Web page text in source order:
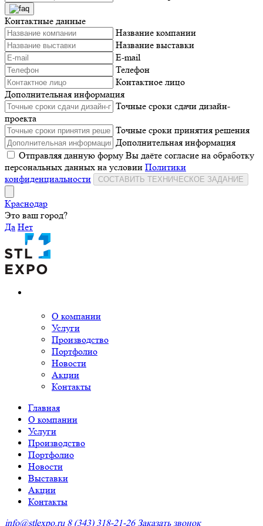
Контактные данные
Название компании
Название выставки
E-mail
Телефон
Контактное лицо
Дополнительная информация
Точные сроки сдачи дизайн-
проекта
Точные сроки принятия решения
Дополнительная информация
Отправляя данную форму Вы даёте согласие на обработку
персональных данных на условии Политики
конфиденциальности
СОСТАВИТЬ ТЕХНИЧЕСКОЕ ЗАДАНИЕ
Краснодар
Это ваш город?
Да Нет
О компании
Услуги
Производство
Портфолио
Новости
Акции
Контакты
Главная
О компании
Услуги
Производство
Портфолио
Новости
Выставки
Акции
Контакты
info@stlexpo.ru 8 (343) 318-21-26 Заказать звонок